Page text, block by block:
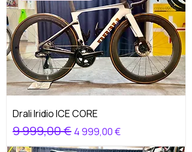
Drali Iridio ICE CORE
Обычная цена
9 999,00 € Цена со скидкой
4 999,00 €